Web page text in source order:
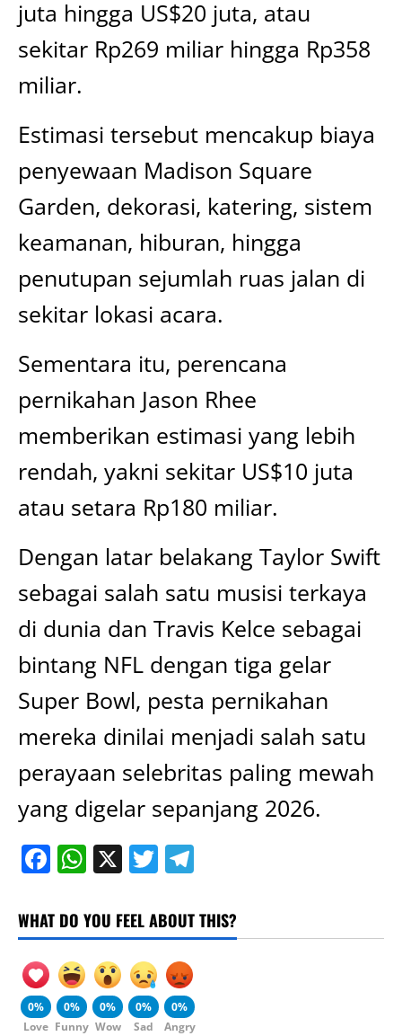
juta hingga US$20 juta, atau
sekitar Rp269 miliar hingga Rp358
miliar.
Estimasi tersebut mencakup biaya
penyewaan Madison Square
Garden, dekorasi, katering, sistem
keamanan, hiburan, hingga
penutupan sejumlah ruas jalan di
sekitar lokasi acara.
Sementara itu, perencana
pernikahan Jason Rhee
memberikan estimasi yang lebih
rendah, yakni sekitar US$10 juta
atau setara Rp180 miliar.
Dengan latar belakang Taylor Swift
sebagai salah satu musisi terkaya
di dunia dan Travis Kelce sebagai
bintang NFL dengan tiga gelar
Super Bowl, pesta pernikahan
mereka dinilai menjadi salah satu
perayaan selebritas paling mewah
yang digelar sepanjang 2026.
Facebook
WhatsApp
X Twitter
WHAT DO YOU FEEL ABOUT THIS?
0%
Love
0%
Funny
0%
Wow
0%
Sad
0%
Angry